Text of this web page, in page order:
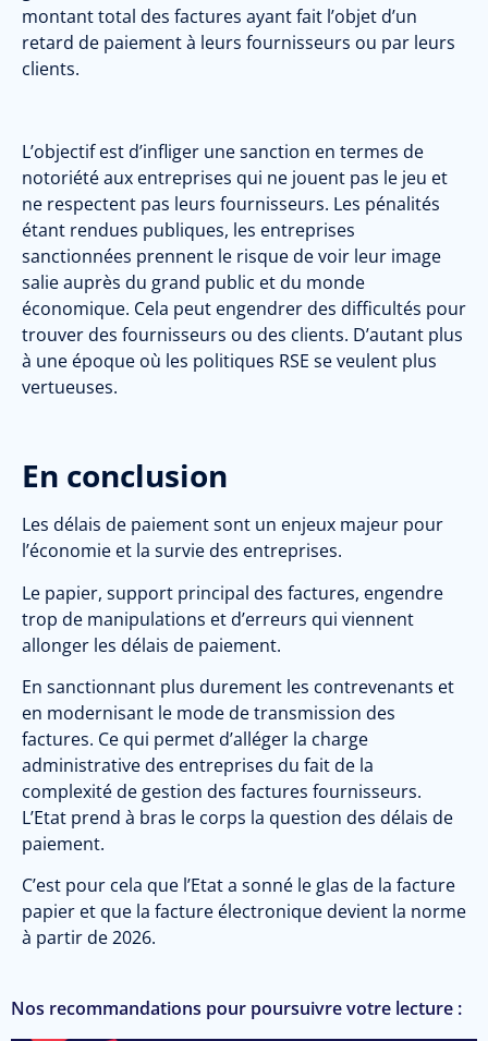
montant total des factures ayant fait l’objet d’un
retard de paiement à leurs fournisseurs ou par leurs
clients.
L’objectif est d’infliger une sanction en termes de
notoriété aux entreprises qui ne jouent pas le jeu et
ne respectent pas leurs fournisseurs. Les pénalités
étant rendues publiques, les entreprises
sanctionnées prennent le risque de voir leur image
salie auprès du grand public et du monde
économique. Cela peut engendrer des difficultés pour
trouver des fournisseurs ou des clients. D’autant plus
à une époque où les politiques RSE se veulent plus
vertueuses.
En conclusion
Les délais de paiement sont un enjeux majeur pour
l’économie et la survie des entreprises.
Le papier, support principal des factures, engendre
trop de manipulations et d’erreurs qui viennent
allonger les délais de paiement.
En sanctionnant plus durement les contrevenants et
en modernisant le mode de transmission des
factures. Ce qui permet d’alléger la charge
administrative des entreprises du fait de la
complexité de gestion des factures fournisseurs.
L’Etat prend à bras le corps la question des délais de
paiement.
C’est pour cela que l’Etat a sonné le glas de la facture
papier et que la facture électronique devient la norme
à partir de 2026.
Nos recommandations pour poursuivre votre lecture :